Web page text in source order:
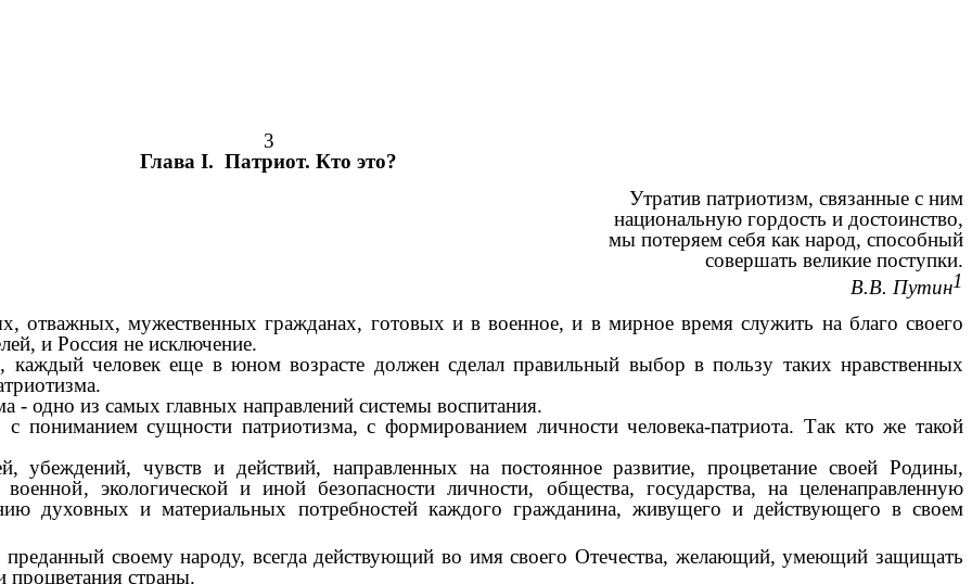
3
Глава I. Патриот. Кто это?
Утратив патриотизм, связанные с ним
национальную гордость и достоинство,
мы потеряем себя как народ, способный
совершать великие поступки.
В.В. Путин1
отважных, мужественных гражданах, готовых и в военное, и в мирное время служить на благо своего
и Россия не исключение.
человек еще в юном возрасте должен сделал правильный выбор в пользу таких нравственных
- одно из самых главных направлений системы воспитания.
с пониманием сущности патриотизма, с формированием личности человека-патриота. Так кто же такой
убеждений, чувств и действий, направленных на постоянное развитие, процветание своей Родины,
военной, экологической и иной безопасности личности, общества, государства, на целенаправленную
духовных и материальных потребностей каждого гражданина, живущего и действующего в своем
своему народу, всегда действующий во имя своего Отечества, желающий, умеющий защищать
страны.